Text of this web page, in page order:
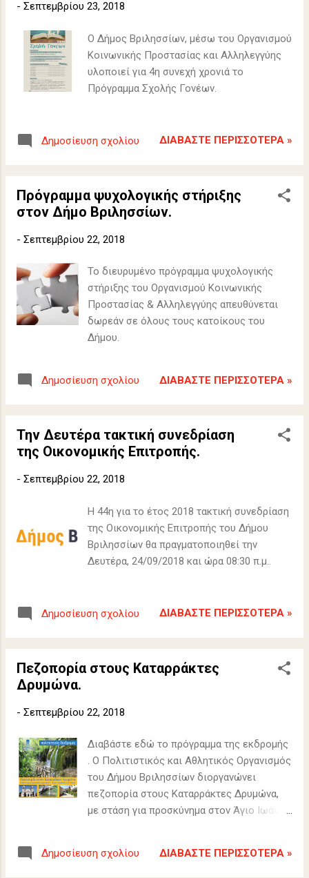
- Σεπτεμβρίου 23, 2018
Ο Δήμος Βριλησσίων, μέσω του Οργανισμού
Κοινωνικής Προστασίας και Αλληλεγγύης
υλοποιεί για 4η συνεχή χρονιά το
Πρόγραμμα Σχολής Γονέων.
Δημοσίευση σχολίου ΔΙΑΒΆΣΤΕ ΠΕΡΙΣΣΌΤΕΡΑ »
Πρόγραμμα ψυχολογικής στήριξης
στον Δήμο Βριλησσίων.
- Σεπτεμβρίου 22, 2018
Το διευρυμένο πρόγραμμα ψυχολογικής
στήριξης του Οργανισμού Κοινωνικής
Προστασίας & Αλληλεγγύης απευθύνεται
δωρεάν σε όλους τους κατοίκους του
Δήμου.
Δημοσίευση σχολίου ΔΙΑΒΆΣΤΕ ΠΕΡΙΣΣΌΤΕΡΑ »
Την Δευτέρα τακτική συνεδρίαση
της Οικονομικής Επιτροπής.
- Σεπτεμβρίου 22, 2018
Η 44η για το έτος 2018 τακτική συνεδρίαση
της Οικονομικής Επιτροπής του Δήμου
Βριλησσίων θα πραγματοποιηθεί την
Δευτέρα, 24/09/2018 και ώρα 08:30 π.μ..
Δημοσίευση σχολίου ΔΙΑΒΆΣΤΕ ΠΕΡΙΣΣΌΤΕΡΑ »
Πεζοπορία στους Καταρράκτες
Δρυμώνα.
- Σεπτεμβρίου 22, 2018
Διαβάστε εδώ το πρόγραμμα της εκδρομής
. Ο Πολιτιστικός και Αθλητικός Οργανισμός
του Δήμου Βριλησσίων διοργανώνει
πεζοπορία στους Καταρράκτες Δρυμώνα,
με στάση για προσκύνημα στον Άγιο Ιωάννη
Δημοσίευση σχολίου ΔΙΑΒΆΣΤΕ ΠΕΡΙΣΣΌΤΕΡΑ »